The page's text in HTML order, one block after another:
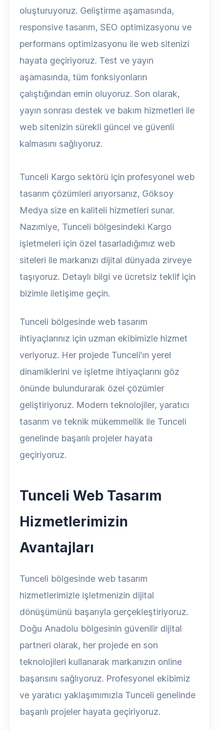
oluşturuyoruz. Geliştirme aşamasında,
responsive tasarım, SEO optimizasyonu ve
performans optimizasyonu ile web sitenizi
hayata geçiriyoruz. Test ve yayın
aşamasında, tüm fonksiyonların
çalıştığından emin oluyoruz. Son olarak,
yayın sonrası destek ve bakım hizmetleri ile
web sitenizin sürekli güncel ve güvenli
kalmasını sağlıyoruz.
Tunceli Kargo sektörü için profesyonel web
tasarım çözümleri arıyorsanız, Göksoy
Medya size en kaliteli hizmetleri sunar.
Nazımiye, Tunceli bölgesindeki Kargo
işletmeleri için özel tasarladığımız web
siteleri ile markanızı dijital dünyada zirveye
taşıyoruz. Detaylı bilgi ve ücretsiz teklif için
bizimle iletişime geçin.
Tunceli bölgesinde web tasarım
ihtiyaçlarınız için uzman ekibimizle hizmet
veriyoruz. Her projede Tunceli'ın yerel
dinamiklerini ve işletme ihtiyaçlarını göz
önünde bulundurarak özel çözümler
geliştiriyoruz. Modern teknolojiler, yaratıcı
tasarım ve teknik mükemmellik ile Tunceli
genelinde başarılı projeler hayata
geçiriyoruz.
Tunceli Web Tasarım
Hizmetlerimizin
Avantajları
Tunceli bölgesinde web tasarım
hizmetlerimizle işletmenizin dijital
dönüşümünü başarıyla gerçekleştiriyoruz.
Doğu Anadolu bölgesinin güvenilir dijital
partneri olarak, her projede en son
teknolojileri kullanarak markanızın online
başarısını sağlıyoruz. Profesyonel ekibimiz
ve yaratıcı yaklaşımımızla Tunceli genelinde
başarılı projeler hayata geçiriyoruz.